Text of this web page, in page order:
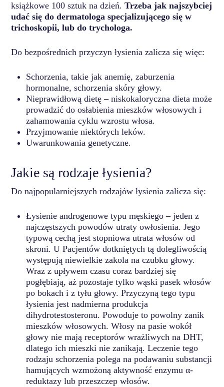
książkowe 100 sztuk na dzień.Trzeba jak najszybciej
udać się do dermatologa specjalizującego się w
trichoskopii, lub do trychologa.
Do bezpośrednich przyczyn łysienia zalicza się więc:
Schorzenia, takie jak anemię, zaburzenia
hormonalne, schorzenia skóry głowy.
Nieprawidłową dietę – niskokaloryczna dieta może
prowadzić do osłabienia mieszków włosowych i
zahamowania cyklu wzrostu włosa.
Przyjmowanie niektórych leków.
Uwarunkowania genetyczne.
Jakie są rodzaje łysienia?
Do najpopularniejszych rodzajów łysienia zalicza się:
Łysienie androgenowe typu męskiego – jeden z
najczęstszych powodów utraty owłosienia. Jego
typową cechą jest stopniowa utrata włosów od
skroni. U Pacjentów dotkniętych tą dolegliwością
występują niewielkie zakola na czubku głowy.
Wraz z upływem czasu coraz bardziej się
pogłębiają, aż pozostaje tylko wąski pasek włosów
po bokach i z tyłu głowy. Przyczyną tego typu
łysienia jest nadmierna produkcja
dihydrotestosteronu. Powoduje to powolny zanik
mieszków włosowych. Włosy na pasie wokół
głowy nie mają receptorów wrażliwych na DHT,
dlatego ich mieszki nie zanikają. Leczenie tego
rodzaju schorzenia polega na podawaniu substancji
hamujących wzmożoną aktywność enzymu α-
reduktazy lub przeszczep włosów.